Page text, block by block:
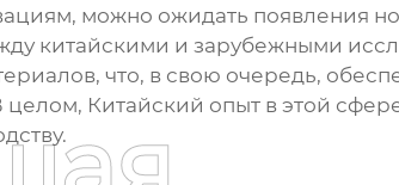
можно ожидать появления
китайскими и зарубежными
что, в свою очередь,
Китайский опыт в этой